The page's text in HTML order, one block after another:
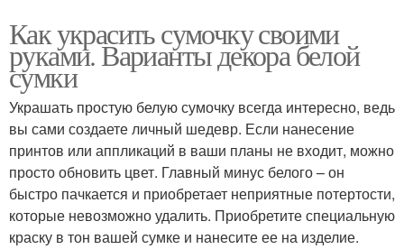
Как украсить сумочку своими
руками. Варианты декора белой
сумки
Украшать простую белую сумочку всегда интересно, ведь
вы сами создаете личный шедевр. Если нанесение
принтов или аппликаций в ваши планы не входит, можно
просто обновить цвет. Главный минус белого – он
быстро пачкается и приобретает неприятные потертости,
которые невозможно удалить. Приобретите специальную
краску в тон вашей сумке и нанесите ее на изделие.